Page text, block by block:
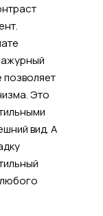
позволяет
Это
вид. А